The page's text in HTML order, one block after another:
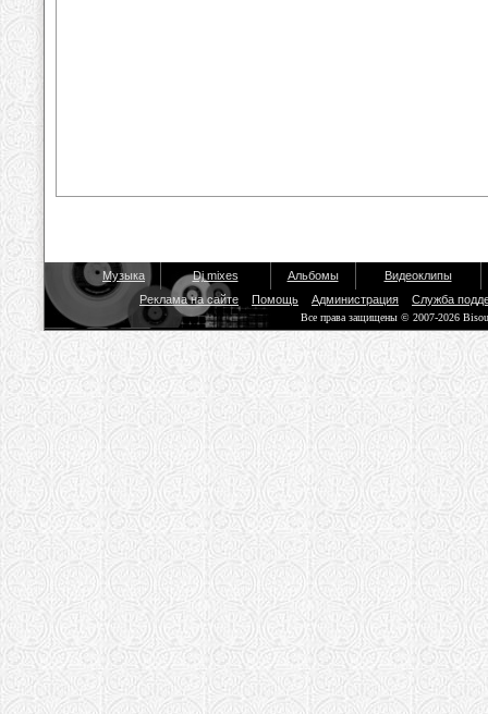
Музыка Dj mixes Альбомы
Видеоклипы
Реклама на сайте
Помощь Администрация Служба
Все права защищены © 2007-2026